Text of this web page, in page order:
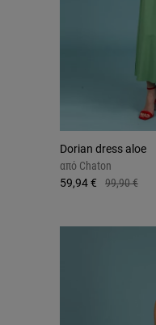
Dorian dress aloe
από Chaton
59,94 €
99,90 €